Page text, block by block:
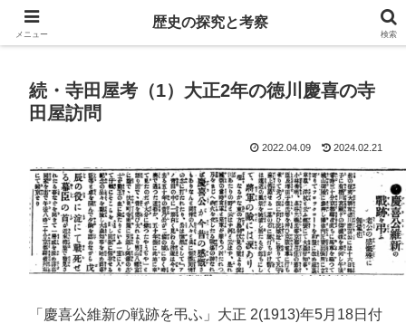
歴史の探究と考察
続・寺田屋考（1）大正2年の徳川慶喜の寺
田屋訪問
2022.04.09 2024.02.21
「慶喜公維新の戦跡を弔ふ」大正 2(1913)年5月18日付
メニュー
歴史の探究と考察
検索